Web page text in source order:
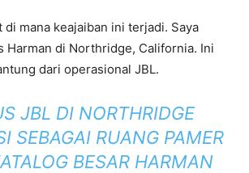
di mana keajaiban ini terjadi. Saya
Harman di Northridge, California. Ini
dari operasional JBL.
JBL DI NORTHRIDGE
SEBAGAI RUANG PAMER
BESAR HARMAN